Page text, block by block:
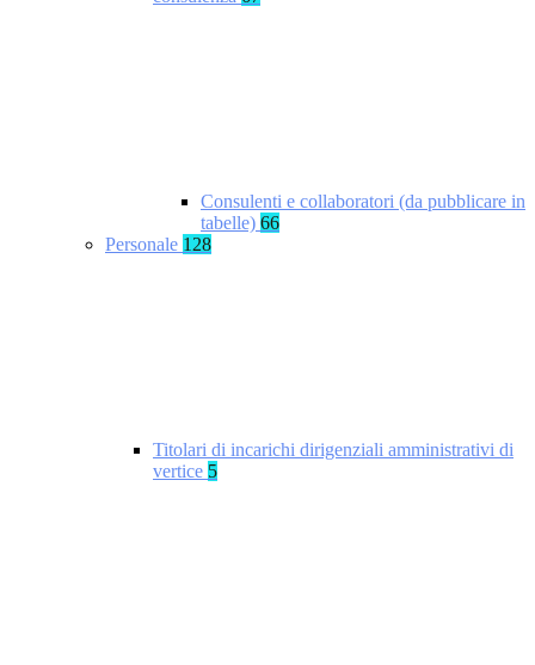
Consulenti e collaboratori (da pubblicare in
tabelle) 66
Personale 128
Titolari di incarichi dirigenziali amministrativi di
vertice 5